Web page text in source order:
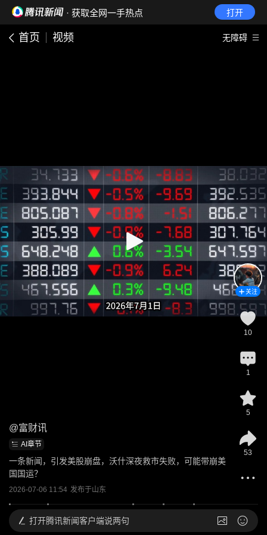
· 获取全网一手热点 打开
首页 视频 无障碍
@富财讯
AI章节
一条新闻，引发美股崩盘，沃什深夜救市失败，可能带崩美
国国运？
2026-07-06 11:54 发布于山东
关注
10
1
5
53
打开腾讯新闻客户端说两句